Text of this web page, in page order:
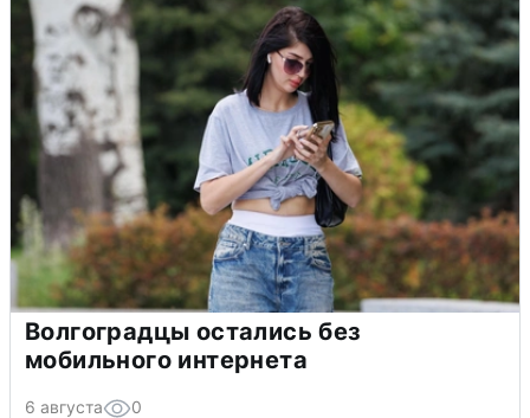
Волгоградцы остались без
мобильного интернета
6 августа 0